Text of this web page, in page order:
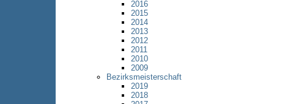
2016
2015
2014
2013
2012
2011
2010
2009
Bezirksmeisterschaft
2019
2018